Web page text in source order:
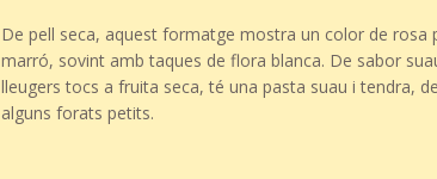
De pell seca, aquest formatge mostra un color de rosa
marró, sovint amb taques de flora blanca. De sabor
lleugers tocs a fruita seca, té una pasta suau i tendra,
alguns forats petits.